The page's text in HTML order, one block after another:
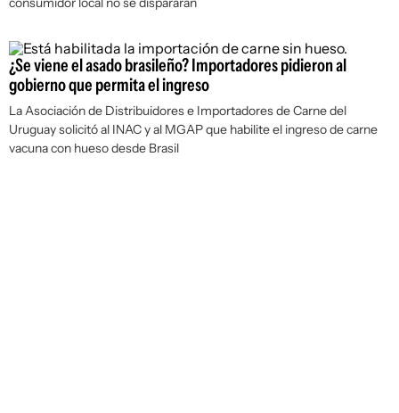
¿Se viene el asado brasileño? Importadores pidieron al
gobierno que permita el ingreso
La Asociación de Distribuidores e Importadores de Carne del
Uruguay solicitó al INAC y al MGAP que habilite el ingreso de carne
vacuna con hueso desde Brasil